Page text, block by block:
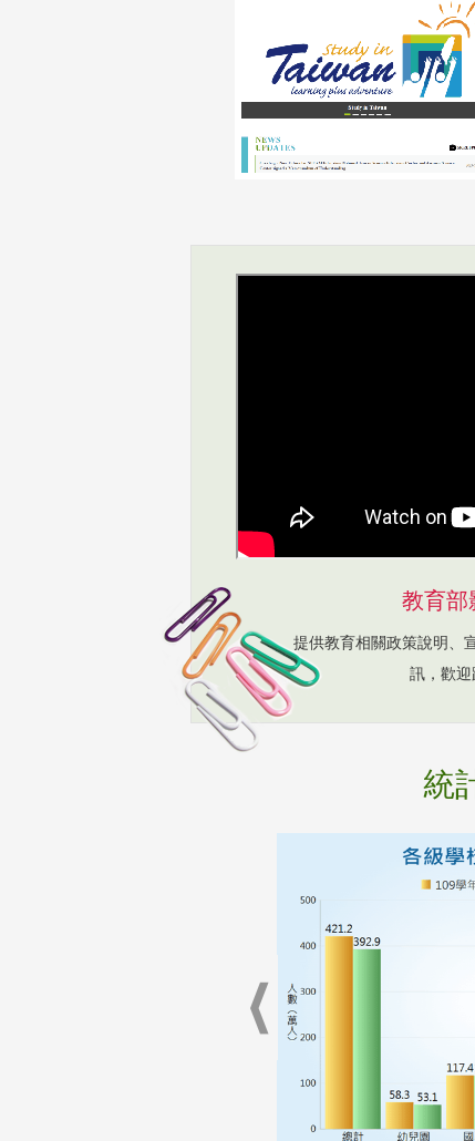
教育部
提供教育相關政策說明、
訊，歡迎
統